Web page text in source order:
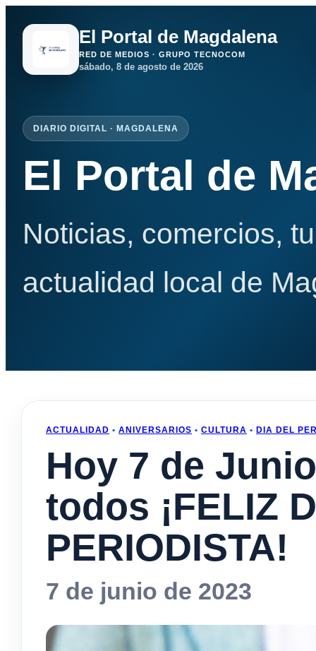
El Portal de Magdalena
RED DE MEDIOS · GRUPO TECNOCOM
sábado, 8 de agosto de 2026
DIARIO DIGITAL · MAGDALENA
El Portal de
Noticias, comercios,
actualidad local de
ACTUALIDAD • ANIVERSARIOS • CULTURA • DIA DEL
Hoy 7 de
todos ¡FELIZ
PERIODISTA!
7 de junio de 2023